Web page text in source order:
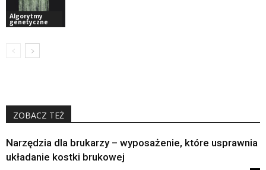
Algorytmy
genetyczne
ZOBACZ TEŻ
Narzędzia dla brukarzy – wyposażenie, które usprawnia
układanie kostki brukowej